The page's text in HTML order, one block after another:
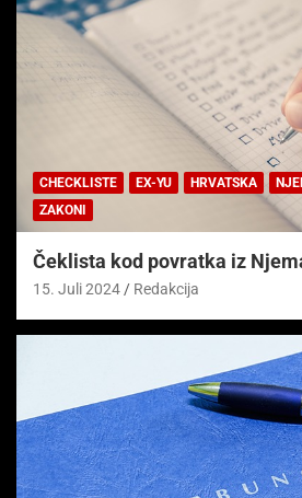
CHECKLISTE EX-YU HRVATSKA
ZAKONI
Čeklista kod povratka iz
15. Juli 2024 Redakcija